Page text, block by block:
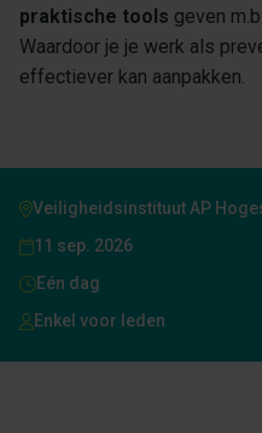
praktische tools geven
Waardoor je je werk als
effectiever kan aanpakken.
Veiligheidsinstituut AP
11 sep. 2026
Eén dag
Enkel voor leden